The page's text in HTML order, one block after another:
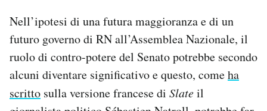
Nell’ipotesi di una futura maggioranza e di un
futuro governo di RN all’Assemblea Nazionale, il
ruolo di contro-potere del Senato potrebbe secondo
alcuni diventare significativo e questo, comeha
scritto sulla versione francese di Slateil